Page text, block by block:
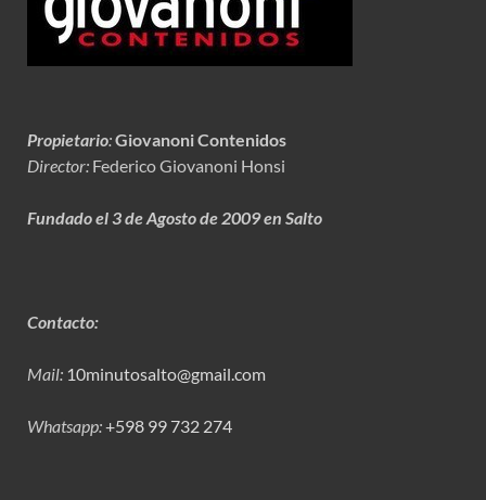
Propietario:Giovanoni Contenidos
Director: Federico Giovanoni Honsi
Fundado el 3 de Agosto de 2009 en Salto
Contacto:
Mail: 10minutosalto@gmail.com
Whatsapp:+598 99 732 274